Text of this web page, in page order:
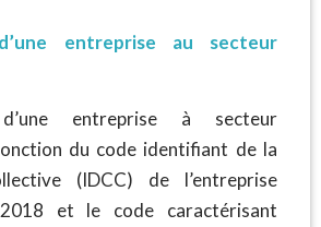
entreprise au secteur
d’une entreprise à secteur
du code identifiant de la
(IDCC) de l’entreprise
et le code caractérisant